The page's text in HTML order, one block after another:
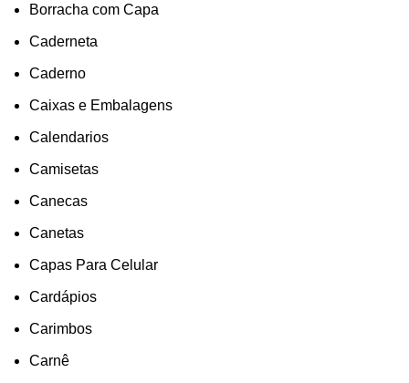
Borracha com Capa
Caderneta
Caderno
Caixas e Embalagens
Calendarios
Camisetas
Canecas
Canetas
Capas Para Celular
Cardápios
Carimbos
Carnê